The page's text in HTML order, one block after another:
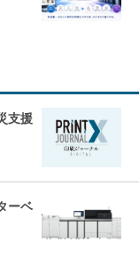
支援
ーベ